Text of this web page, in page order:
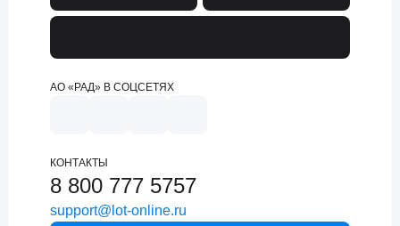
АО «РАД» В СОЦСЕТЯХ
КОНТАКТЫ
8 800 777 5757
support@lot-online.ru